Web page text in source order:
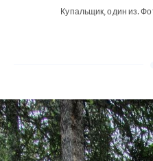
Купальщик, один из.